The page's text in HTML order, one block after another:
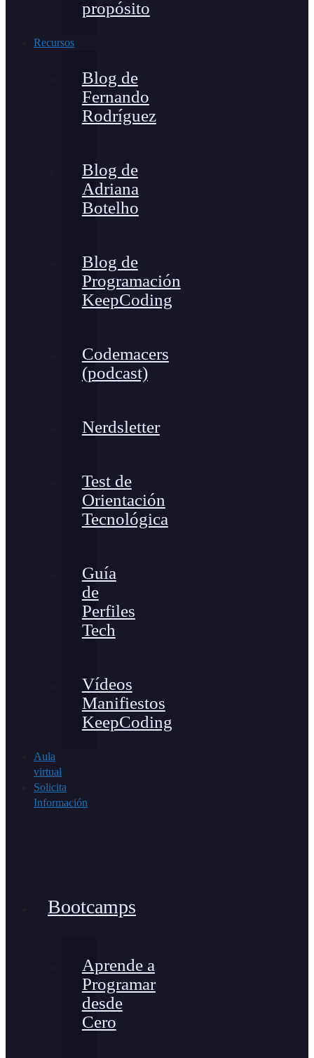
propósito
Recursos
Blog de
Fernando
Rodríguez
Blog de
Adriana
Botelho
Blog de
Programación
KeepCoding
Codemacers
(podcast)
Nerdsletter
Test de
Orientación
Tecnológica
Guía
de
Perfiles
Tech
Vídeos
Manifiestos
KeepCoding
Aula
virtual
Solicita
Información
Bootcamps
Aprende a
Programar
desde
Cero